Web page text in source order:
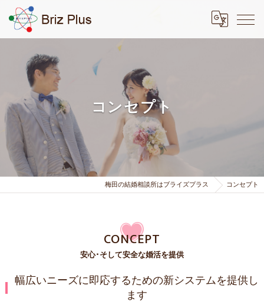
コンセプト
梅田の結婚相談所はブライズプラス コンセプト
安心･そして安全な婚活を提供
CONCEPT
幅広いニーズに即応するための新システムを提供し
ます